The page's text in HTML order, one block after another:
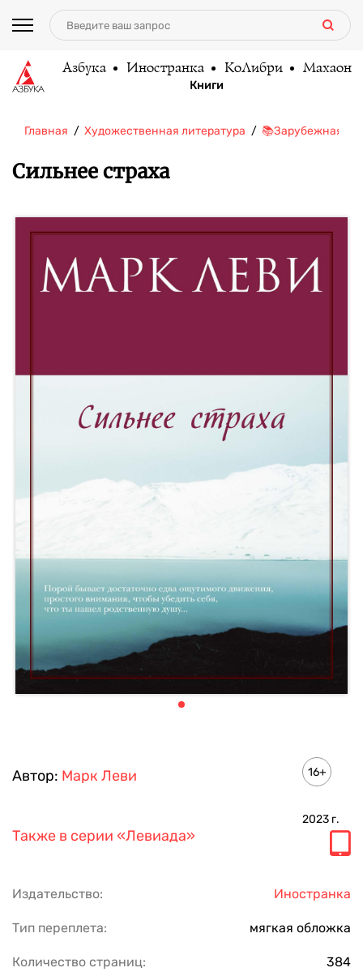
Азбука Иностранка КоЛибри Махаон
Книги
Главная Художественная литература 📚Зарубежная
Сильнее страха
Автор: Марк Леви 16+
2023 г.
Также в серии «Левиада»
Издательство: Иностранка
Тип переплета: мягкая обложка
Количество страниц: 384